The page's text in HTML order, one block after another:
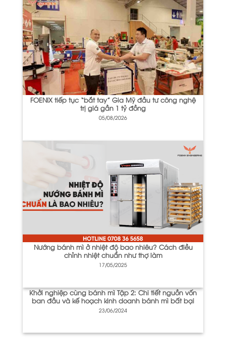
FOENIX tiếp tục “bắt tay” Gia Mỹ đầu tư công nghệ
trị giá gần 1 tỷ đồng
05/08/2026
Nướng bánh mì ở nhiệt độ bao nhiêu? Cách điều
chỉnh nhiệt chuẩn như thợ làm
17/05/2025
Khởi nghiệp cùng bánh mì Tập 2: Chi tiết nguồn vốn
ban đầu và kế hoạch kinh doanh bánh mì bất bại
23/06/2024